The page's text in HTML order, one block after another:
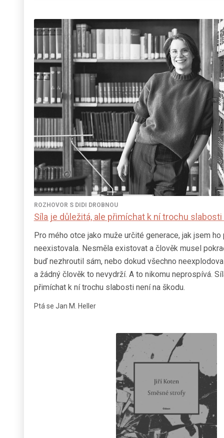
ROZHOVOR S DIDI DROBNOU
Síla je důležitá, ale přimíchat k ní trochu
Pro mého otce jako muže určité generace, jak jsem
neexistovala. Nesměla existovat a člověk musel
buď nezhroutil sám, nebo dokud všechno
a žádný člověk to nevydrží. A to nikomu neprospívá.
přimíchat k ní trochu slabosti není na škodu.
Ptá se Jan M. Heller